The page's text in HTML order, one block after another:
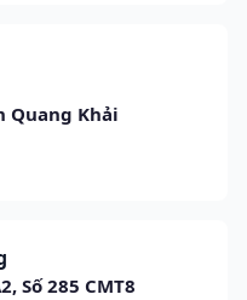
Quang Khải
Số 285 CMT8